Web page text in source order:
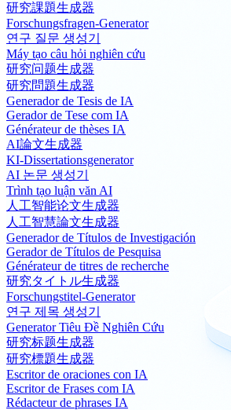
研究課題生成器
Forschungsfragen-Generator
연구 질문 생성기
Máy tạo câu hỏi nghiên cứu
研究问题生成器
研究問題生成器
Generador de Tesis de IA
Gerador de Tese com IA
Générateur de thèses IA
AI論文生成器
KI-Dissertationsgenerator
AI 논문 생성기
Trình tạo luận văn AI
人工智能论文生成器
人工智慧論文生成器
Generador de Títulos de Investigación
Gerador de Títulos de Pesquisa
Générateur de titres de recherche
研究タイトル生成器
Forschungstitel-Generator
연구 제목 생성기
Generator Tiêu Đề Nghiên Cứu
研究标题生成器
研究標題生成器
Escritor de oraciones con IA
Escritor de Frases com IA
Rédacteur de phrases IA